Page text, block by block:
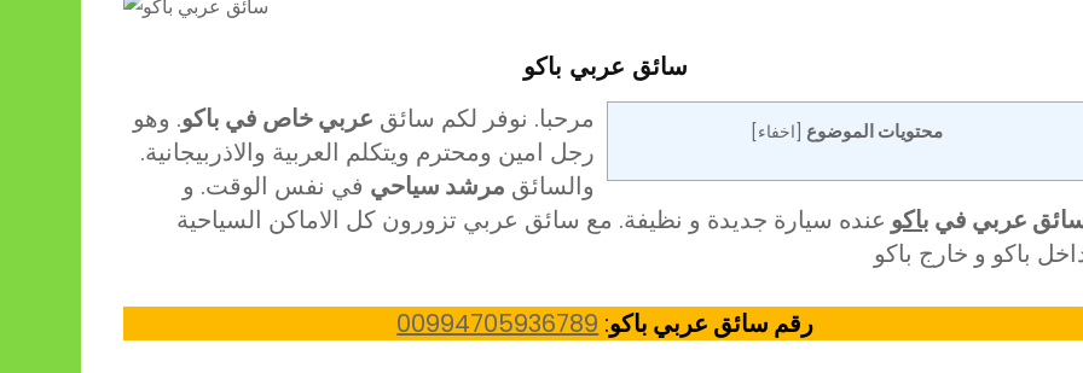
سائق عربي باكو
محتويات الموضوع اخفاء مرحبا. نوفر لكم سائق عربي خاص في باكو. وهو
رجل امين ومحترم ويتكلم العربية والاذربيجانية.
والسائق مرشد سياحي في نفس الوقت. و
عربي في باكو عنده سيارة جديدة و نظيفة. مع سائق عربي تزورون كل الاماكن السياحية
باكو و خارج باكو
رقم سائق عربي باكو:
00994705936789